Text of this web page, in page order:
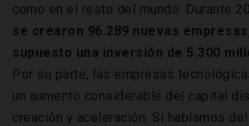
como en el resto del mundo. Durante
se crearon 96.289 nuevas
supuesto una inversión de 5.300
Por su parte, las empresas
un aumento considerable del capital
creación y aceleración. Si hablamos